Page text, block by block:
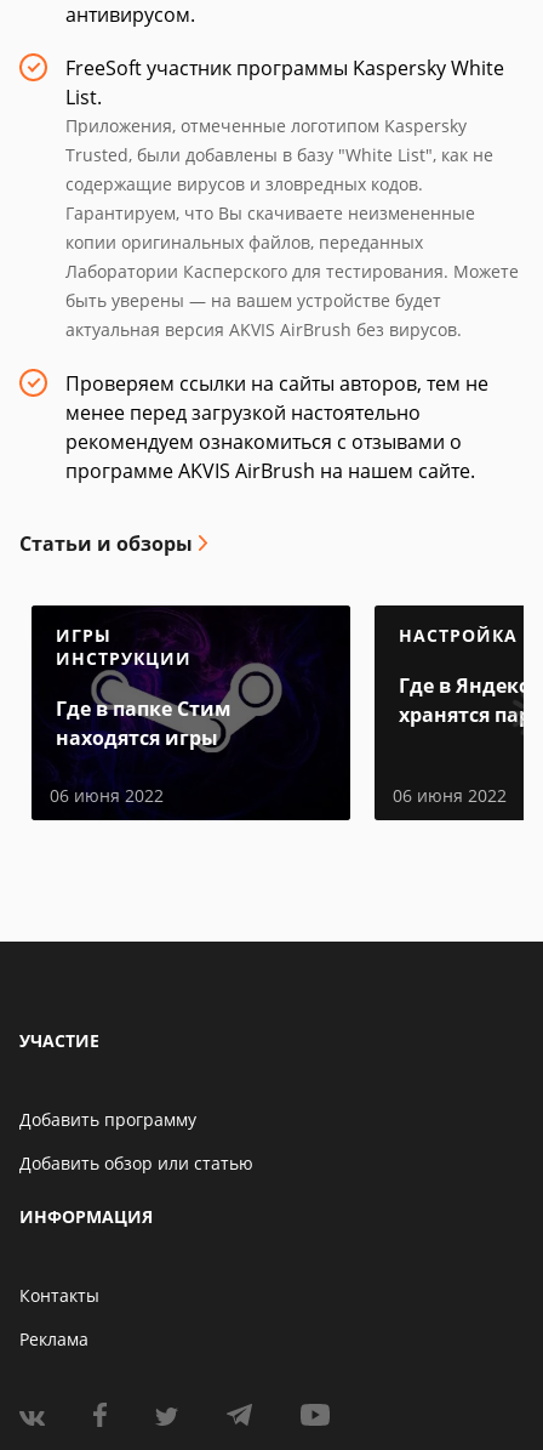
антивирусом.
FreeSoft участник программы Kaspersky White
List.
Приложения, отмеченные логотипом Kaspersky
Trusted, были добавлены в базу "White List", как не
содержащие вирусов и зловредных кодов.
Гарантируем, что Вы скачиваете неизмененные
копии оригинальных файлов, переданных
Лаборатории Касперского для тестирования. Можете
быть уверены — на вашем устройстве будет
актуальная версия AKVIS AirBrush без вирусов.
Проверяем ссылки на сайты авторов, тем не
менее перед загрузкой настоятельно
рекомендуем ознакомиться с отзывами о
программе AKVIS AirBrush на нашем сайте.
Статьи и обзоры
ИГРЫ
ИНСТРУКЦИИ
Где в папке Стим
находятся игры
06 июня 2022
НАСТРОЙКА
Где в Яндекс
хранятся
06 июня 2022
УЧАСТИЕ
Добавить программу
Добавить обзор или статью
ИНФОРМАЦИЯ
Контакты
Реклама